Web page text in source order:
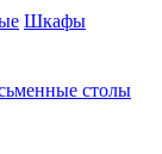
Шкафы
столы